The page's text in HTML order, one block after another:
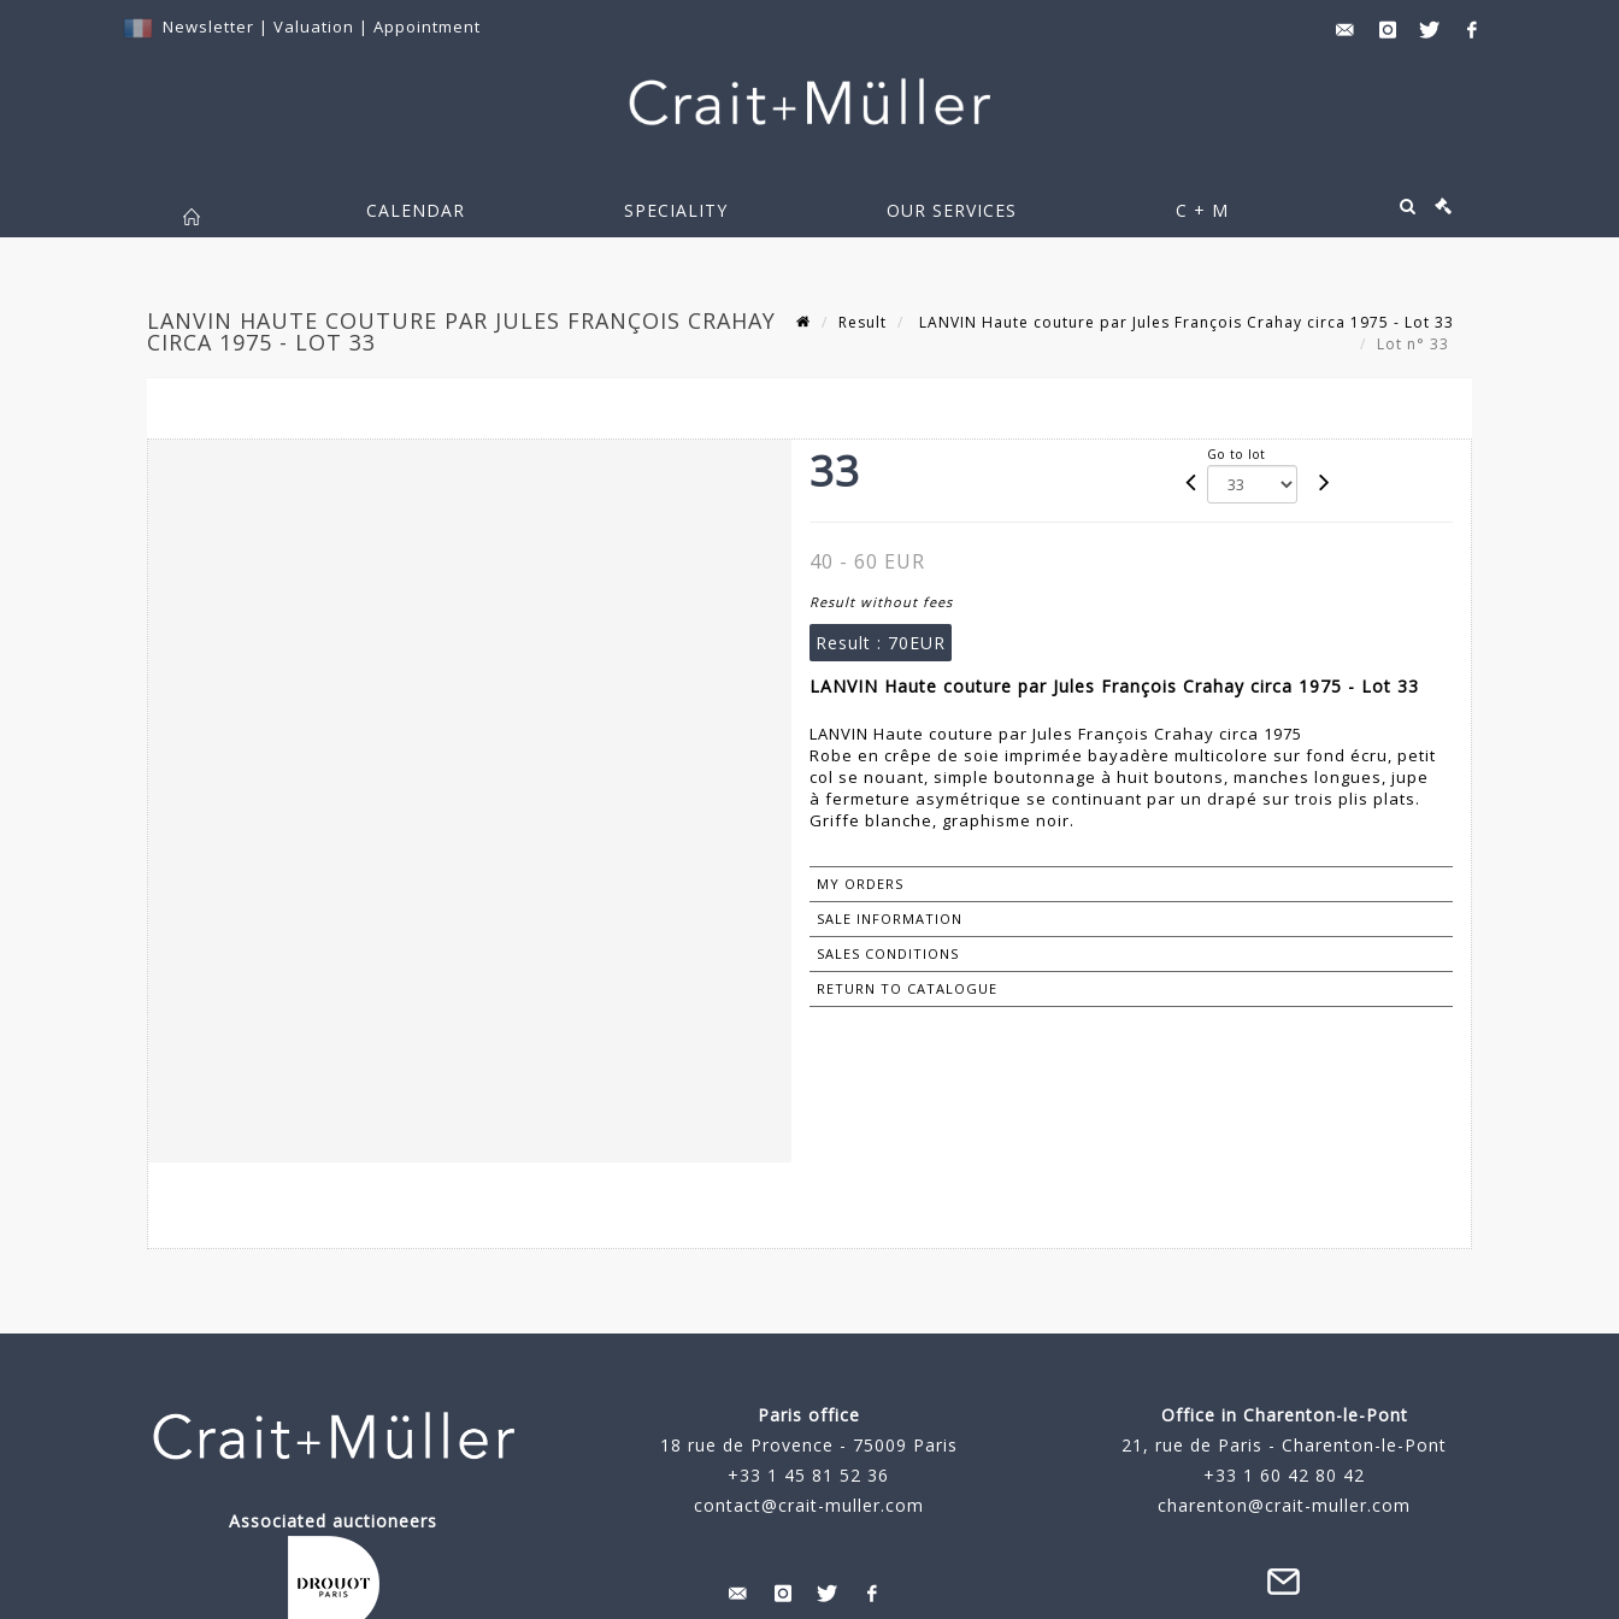
Newsletter | Valuation | Appointment
CALENDAR SPECIALITY OUR SERVICES C + M
LANVIN HAUTE COUTURE PAR JULES FRANÇOIS CRAHAY
CIRCA 1975 - LOT 33
Result
LANVIN Haute couture par Jules François Crahay circa 1975 - Lot 33
Lot n° 33
33 Go to lot
40 - 60 EUR
Result without fees
Result : 70EUR
LANVIN Haute couture par Jules François Crahay circa 1975 - Lot 33
LANVIN Haute couture par Jules François Crahay circa 1975
Robe en crêpe de soie imprimée bayadère multicolore sur fond écru, petit
col se nouant, simple boutonnage à huit boutons, manches longues, jupe
à fermeture asymétrique se continuant par un drapé sur trois plis plats.
Griffe blanche, graphisme noir.
MY ORDERS
SALE INFORMATION
SALES CONDITIONS
RETURN TO CATALOGUE
Associated auctioneers
Paris office
18 rue de Provence - 75009 Paris
+33 1 45 81 52 36
contact@crait-muller.com
Office in Charenton-le-Pont
21, rue de Paris - Charenton-le-Pont
+33 1 60 42 80 42
charenton@crait-muller.com